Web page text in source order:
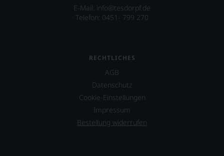
E-Mail: info@tesdorpf.de
Telefon: 0451- 799 270
RECHTLICHES
AGB
Datenschutz
Cookie-Einstellungen
Impressum
Bestellung widerrufen